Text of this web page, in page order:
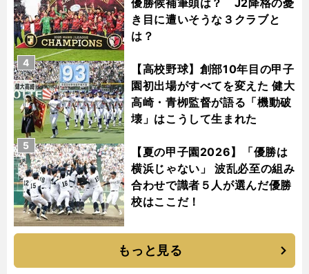
き目に遭いそうな３クラブと
は？
【高校野球】創部10年目の甲子
園初出場がすべてを変えた 健大
高崎・青栁監督が語る「機動破
壊」はこうして生まれた
4
【夏の甲子園2026】「優勝は
横浜じゃない」 波乱必至の組み
合わせで識者５人が選んだ優勝
校はここだ！
5
もっと見る